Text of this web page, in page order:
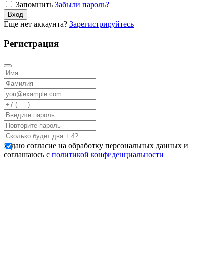
Запомнить Забыли пароль?
Вход
Еще нет аккаунта? Зарегистрируйтесь
Регистрация
Я даю согласие на обработку персональных данных и
соглашаюсь с политикой конфиденциальности